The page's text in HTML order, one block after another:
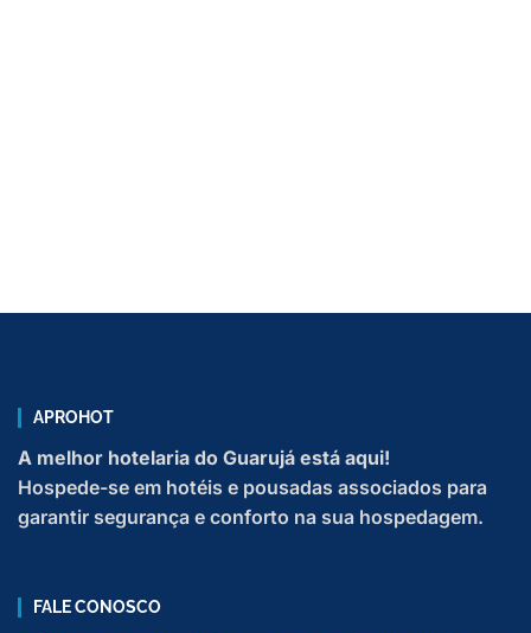
APROHOT
A melhor hotelaria do Guarujá está aqui!
Hospede-se em hotéis e pousadas associados para
garantir segurança e conforto na sua hospedagem.
FALE CONOSCO